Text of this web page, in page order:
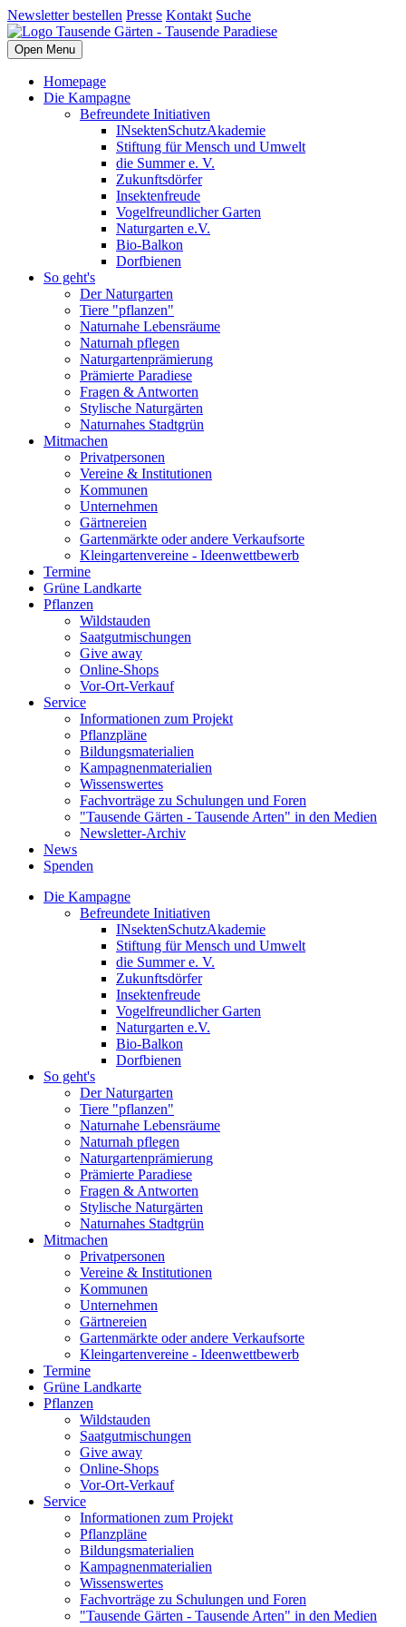
Newsletter bestellen Presse Kontakt Suche
Open Menu
Homepage
Die Kampagne
Befreundete Initiativen
INsektenSchutzAkademie
Stiftung für Mensch und Umwelt
die Summer e. V.
Zukunftsdörfer
Insektenfreude
Vogelfreundlicher Garten
Naturgarten e.V.
Bio-Balkon
Dorfbienen
So geht's
Der Naturgarten
Tiere "pflanzen"
Naturnahe Lebensräume
Naturnah pflegen
Naturgartenprämierung
Prämierte Paradiese
Fragen & Antworten
Stylische Naturgärten
Naturnahes Stadtgrün
Mitmachen
Privatpersonen
Vereine & Institutionen
Kommunen
Unternehmen
Gärtnereien
Gartenmärkte oder andere Verkaufsorte
Kleingartenvereine - Ideenwettbewerb
Termine
Grüne Landkarte
Pflanzen
Wildstauden
Saatgutmischungen
Give away
Online-Shops
Vor-Ort-Verkauf
Service
Informationen zum Projekt
Pflanzpläne
Bildungsmaterialien
Kampagnenmaterialien
Wissenswertes
Fachvorträge zu Schulungen und Foren
"Tausende Gärten - Tausende Arten" in den Medien
Newsletter-Archiv
News
Spenden
Die Kampagne
Befreundete Initiativen
INsektenSchutzAkademie
Stiftung für Mensch und Umwelt
die Summer e. V.
Zukunftsdörfer
Insektenfreude
Vogelfreundlicher Garten
Naturgarten e.V.
Bio-Balkon
Dorfbienen
So geht's
Der Naturgarten
Tiere "pflanzen"
Naturnahe Lebensräume
Naturnah pflegen
Naturgartenprämierung
Prämierte Paradiese
Fragen & Antworten
Stylische Naturgärten
Naturnahes Stadtgrün
Mitmachen
Privatpersonen
Vereine & Institutionen
Kommunen
Unternehmen
Gärtnereien
Gartenmärkte oder andere Verkaufsorte
Kleingartenvereine - Ideenwettbewerb
Termine
Grüne Landkarte
Pflanzen
Wildstauden
Saatgutmischungen
Give away
Online-Shops
Vor-Ort-Verkauf
Service
Informationen zum Projekt
Pflanzpläne
Bildungsmaterialien
Kampagnenmaterialien
Wissenswertes
Fachvorträge zu Schulungen und Foren
"Tausende Gärten - Tausende Arten" in den Medien